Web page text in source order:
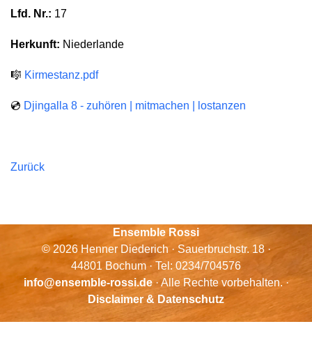
Lfd. Nr.: 17
Herkunft: Niederlande
🎼 Kirmestanz.pdf
💿 Djingalla 8 - zuhören | mitmachen | lostanzen
Zurück
Ensemble Rossi
© 2026 Henner Diederich · Sauerbruchstr. 18 ·
44801 Bochum · Tel: 0234/704576
info@ensemble-rossi.de· Alle Rechte vorbehalten. ·
Disclaimer & Datenschutz